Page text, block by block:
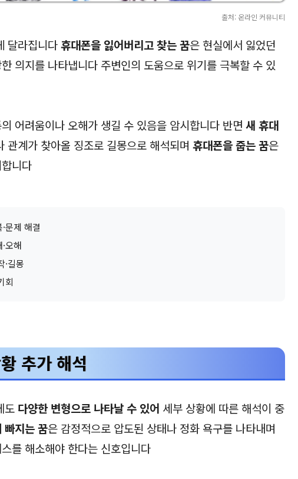
출처: 온라인 커뮤니티
달라집니다휴대폰을 잃어버리고 찾는 꿈은 현실에서 잃었던
의지를 나타냅니다 주변인의 도움으로 위기를 극복할 수 있
어려움이나 오해가 생길 수 있음을 암시합니다 반면 새 휴대
관계가 찾아올 징조로 길몽으로 해석되며 휴대폰을 줍는 꿈은
니다
문제 해결
오해
·길몽
회
추가 해석
도 다양한 변형으로 나타날 수 있어 세부 상황에 따른 해석이 중
빠지는 꿈은 감정적으로 압도된 상태나 정화 욕구를 나타내며
를 해소해야 한다는 신호입니다